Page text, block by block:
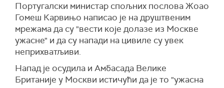
Португалски министар спољних послова Жоао
Гомеш Карвињо написао је на друштвеним
мрежама да су "вести које долазе из Москве
ужасне" и да су напади на цивиле су увек
неприхватљиви.
Напад је осудила и Амбасада Велике
Британије у Москви истичући да је то "ужасна